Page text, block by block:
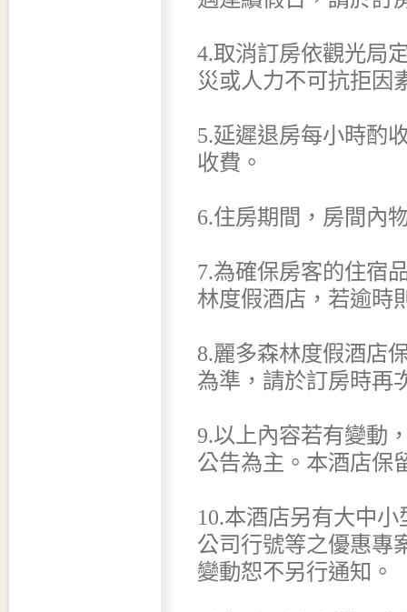
4.取消訂房依觀光局
災或人力不可抗拒因
5.延遲退房每小時酌
收費。
6.住房期間，房間內
7.為確保房客的住宿
林度假酒店，若逾時
8.麗多森林度假酒店
為準，請於訂房時再
9.以上內容若有變動
公告為主。本酒店保
10.本酒店另有大中
公司行號等之優惠專
變動恕不另行通知。